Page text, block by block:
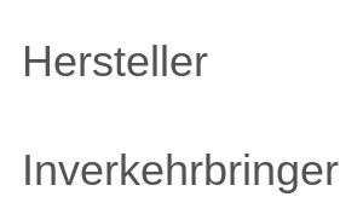
Hersteller
Inverkehrbringer